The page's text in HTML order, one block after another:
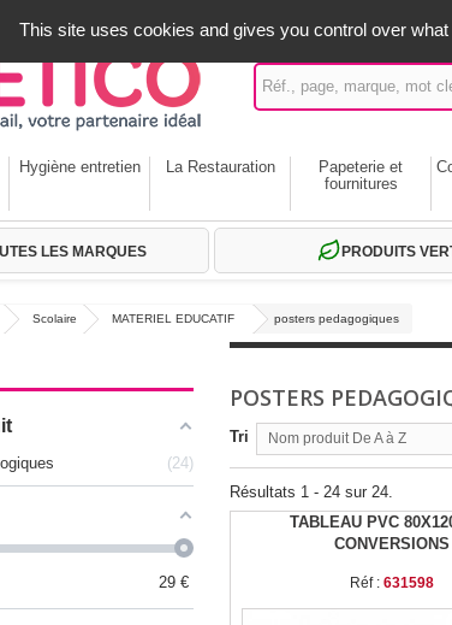
Hygiène entretien La Restauration
Papeterie et
fournitures
LES MARQUES PRODUITS
Scolaire MATERIEL EDUCATIF posters pedagogiques
24
29 €
POSTERS
Tri Nom produit De A à Z
Résultats 1 - 24 sur 24.
TABLEAU PVC
CONVERSIONS
Réf : 631598
This site uses cookies and gives you control over